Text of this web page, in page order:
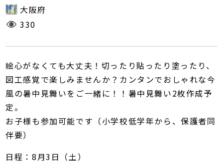
大阪府
330
絵心がなくても大丈夫！切ったり貼ったり塗ったり、
図工感覚で楽しみませんか？カンタンでおしゃれな今
風の暑中見舞いをご一緒に！！暑中見舞い2枚作成予
定。
お子様も参加可能です（小学校低学年から、保護者同
伴要）
日程：8月3日（土）